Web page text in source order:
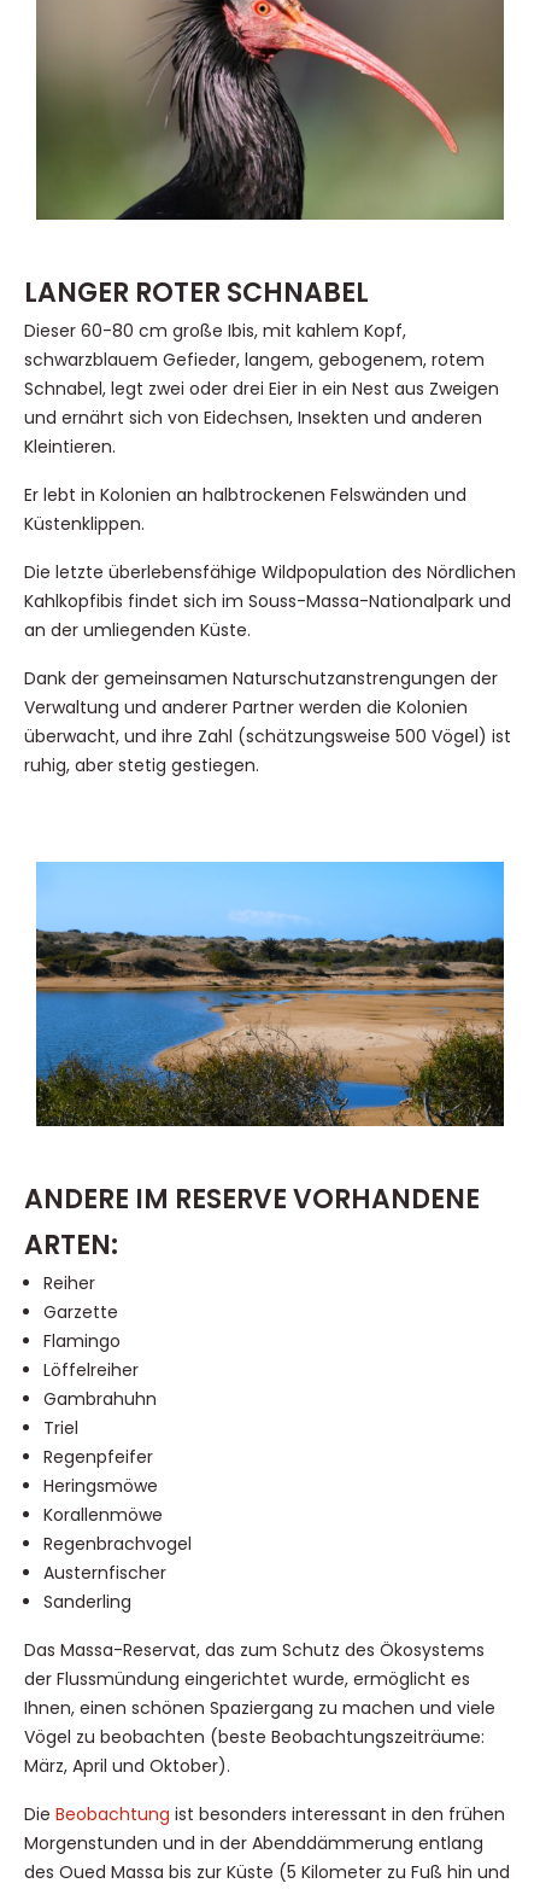
LANGER ROTER SCHNABEL
Dieser 60-80 cm große Ibis, mit kahlem Kopf,
schwarzblauem Gefieder, langem, gebogenem, rotem
Schnabel, legt zwei oder drei Eier in ein Nest aus Zweigen
und ernährt sich von Eidechsen, Insekten und anderen
Kleintieren.
Er lebt in Kolonien an halbtrockenen Felswänden und
Küstenklippen.
Die letzte überlebensfähige Wildpopulation des Nördlichen
Kahlkopfibis findet sich im Souss-Massa-Nationalpark und
an der umliegenden Küste.
Dank der gemeinsamen Naturschutzanstrengungen der
Verwaltung und anderer Partner werden die Kolonien
überwacht, und ihre Zahl (schätzungsweise 500 Vögel) ist
ruhig, aber stetig gestiegen.
ANDERE IM RESERVE VORHANDENE
ARTEN:
Reiher
Garzette
Flamingo
Löffelreiher
Gambrahuhn
Triel
Regenpfeifer
Heringsmöwe
Korallenmöwe
Regenbrachvogel
Austernfischer
Sanderling
Das Massa-Reservat, das zum Schutz des Ökosystems
der Flussmündung eingerichtet wurde, ermöglicht es
Ihnen, einen schönen Spaziergang zu machen und viele
Vögel zu beobachten (beste Beobachtungszeiträume:
März, April und Oktober).
Die Beobachtung ist besonders interessant in den frühen
Morgenstunden und in der Abenddämmerung entlang
des Oued Massa bis zur Küste (5 Kilometer zu Fuß hin und